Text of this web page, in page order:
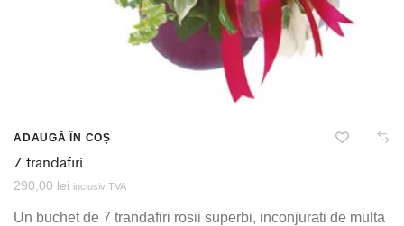
ADAUGĂ ÎN COȘ
7 trandafiri
290,00 lei inclusiv TVA
Un buchet de 7 trandafiri rosii superbi, inconjurati de multa